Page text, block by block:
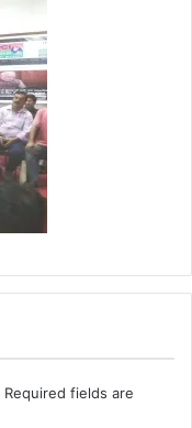
Required fields are